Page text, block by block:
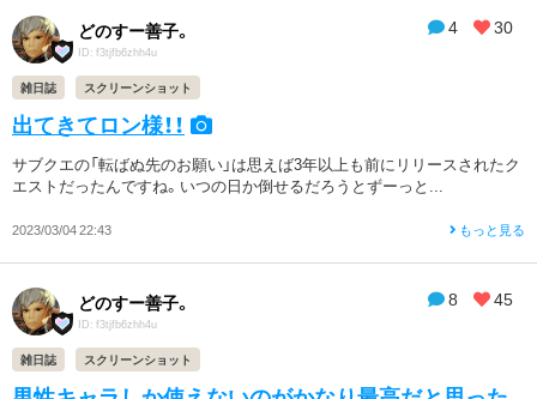
4 30
どのすー善子。
ID: f3tjfb6zhh4u
雑日誌 スクリーンショット
出てきてロン様！！
サブクエの「転ばぬ先のお願い」は思えば3年以上も前にリリースされたク
エストだったんですね。いつの日か倒せるだろうとずーっと...
2023/03/04 22:43 もっと見る
8 45
どのすー善子。
ID: f3tjfb6zhh4u
雑日誌 スクリーンショット